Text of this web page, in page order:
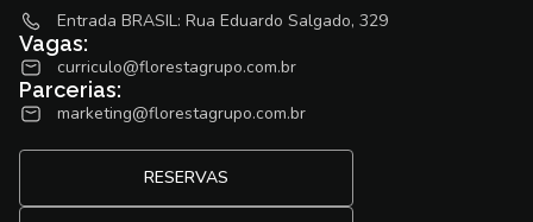
Entrada BRASIL: Rua Eduardo Salgado, 329
Vagas:
curriculo@florestagrupo.com.br
Parcerias:
marketing@florestagrupo.com.br
RESERVAS